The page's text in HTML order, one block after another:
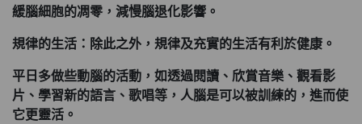
緩腦細胞的凋零，減慢腦退化影響。
規律的生活：除此之外，規律及充實的生活有利於健康。
平日多做些動腦的活動，如透過閱讀、欣賞音樂、觀看影
片、學習新的語言、歌唱等，人腦是可以被訓練的，進而使
它更靈活。